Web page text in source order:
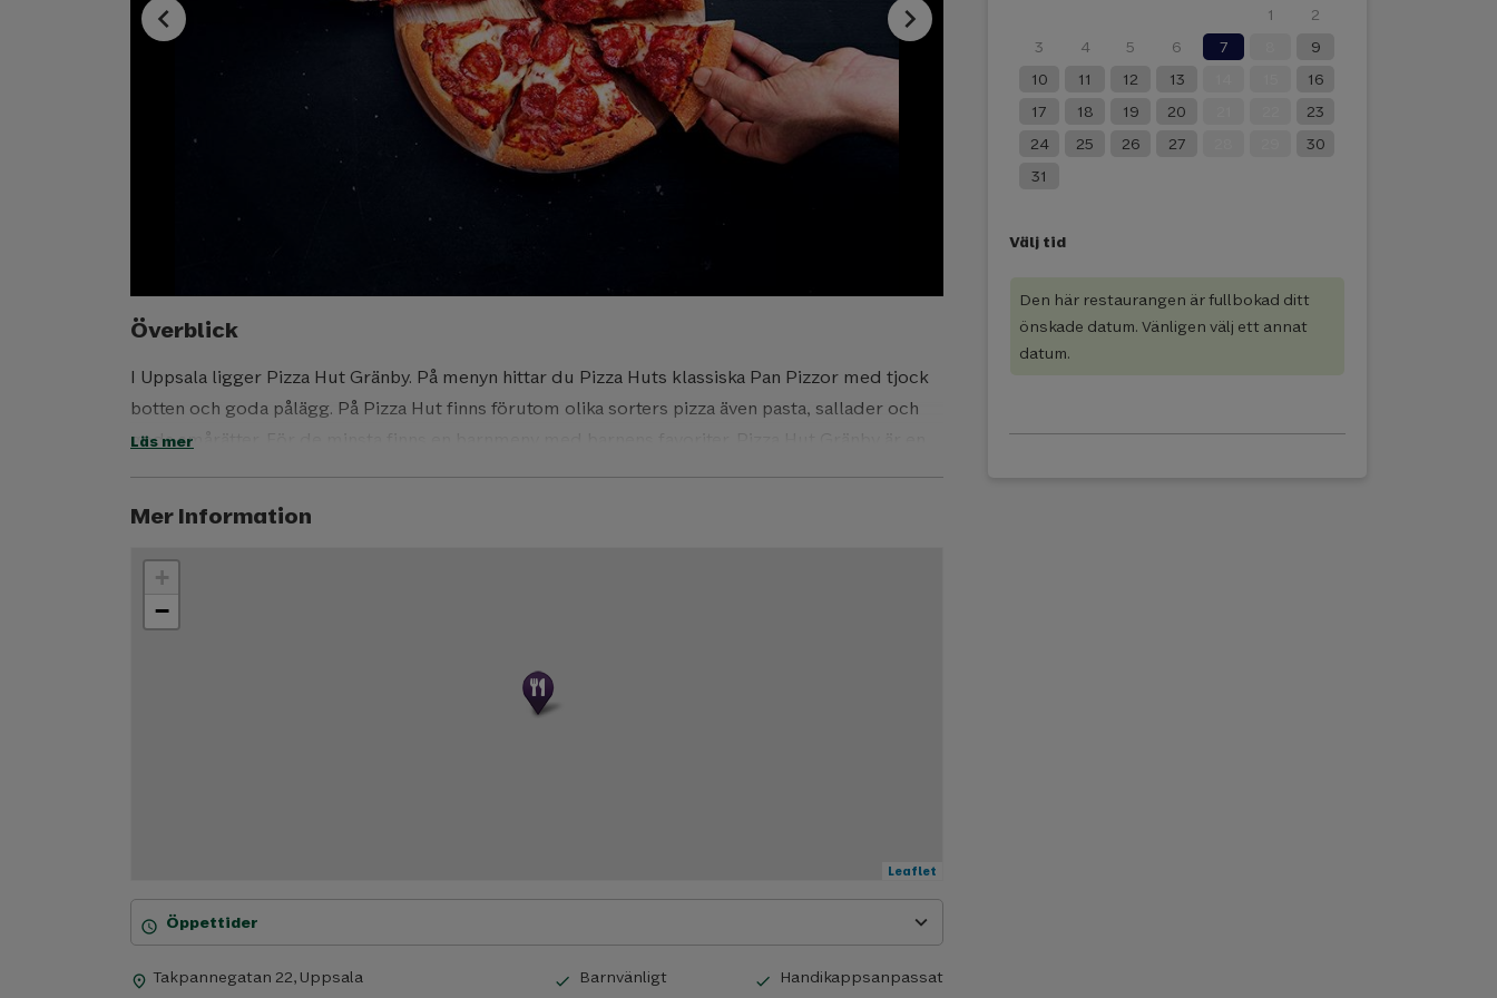
chevron_left chevron_right 1
2
3
4 5 6 7
9
10
11 12 13
16
17
18 19 20
23
24
25 26 27
30
31
Välj tid
Den här restaurangen är fullbokad ditt
önskade datum. Vänligen välj ett annat
datum.
Överblick
Läs mer
I Uppsala ligger Pizza Hut Gränby. På menyn hittar du Pizza Huts klassiska Pan Pizzor med tjock
botten och goda pålägg. På Pizza Hut finns förutom olika sorters pizza även pasta, sallader och
goda smårätter. För de minsta finns en barnmeny med barnens favoriter. Pizza Hut Gränby är en
Mer Information
+
−
Leaflet
schedule Öppettider expand_more
place Takpannegatan 22, Uppsala check Barnvänligt check Handikappsanpassat